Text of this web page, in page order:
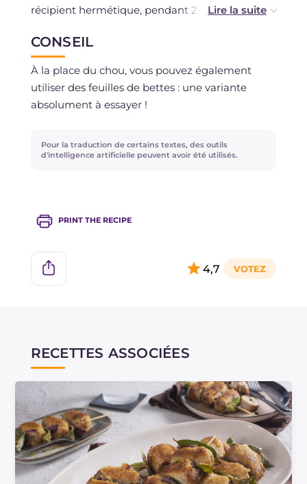
récipient hermétique, pendant 2 jours au
si vous avez utilisé des ingrédients frais.
CONSEIL
À la place du chou, vous pouvez également
utiliser des feuilles de bettes : une variante
absolument à essayer !
Pour la traduction de certains textes, des outils
d'intelligence artificielle peuvent avoir été utilisés.
PRINT THE RECIPE
4,7
RECETTES ASSOCIÉES